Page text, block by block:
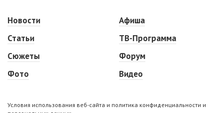
Новости
Статьи
Сюжеты
Фото
Афиша
ТВ-Программа
Форум
Видео
Условия использования веб-сайта и политика конфиденциальности и